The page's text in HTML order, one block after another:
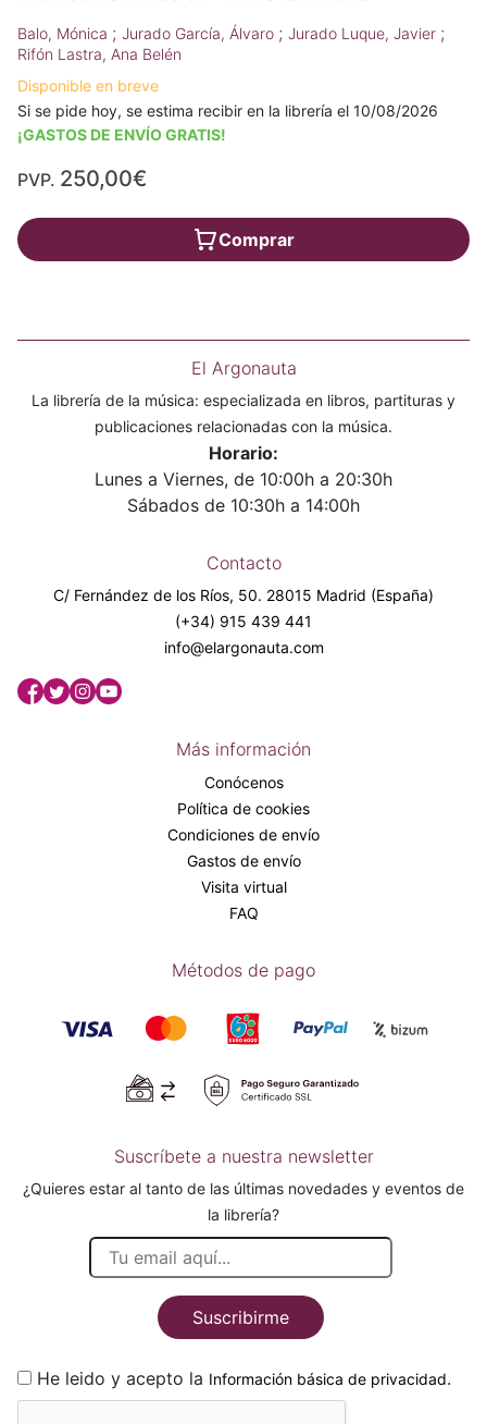
Balo, Mónica ; Jurado García, Álvaro ; Jurado Luque, Javier ;
Rifón Lastra, Ana Belén
Disponible en breve
Si se pide hoy, se estima recibir en la librería el 10/08/2026
¡GASTOS DE ENVÍO GRATIS!
PVP. 250,00€
Comprar
El Argonauta
La librería de la música: especializada en libros, partituras y
publicaciones relacionadas con la música.
Horario:
Lunes a Viernes, de 10:00h a 20:30h
Sábados de 10:30h a 14:00h
Contacto
C/ Fernández de los Ríos, 50. 28015 Madrid (España)
(+34) 915 439 441
info@elargonauta.com
Más información
Conócenos
Política de cookies
Condiciones de envío
Gastos de envío
Visita virtual
FAQ
Métodos de pago
Suscríbete a nuestra newsletter
¿Quieres estar al tanto de las últimas novedades y eventos de
la librería?
Suscribirme
He leido y acepto la Información básica de privacidad.